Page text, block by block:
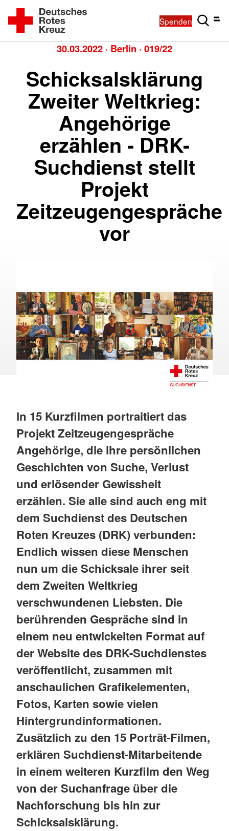
Spenden
30.03.2022 · Berlin · 019/22
Schicksalsklärung
Zweiter Weltkrieg:
Angehörige
erzählen - DRK-
Suchdienst stellt
Projekt
Zeitzeugengespräche
vor
In 15 Kurzfilmen portraitiert das
Projekt Zeitzeugengespräche
Angehörige, die ihre persönlichen
Geschichten von Suche, Verlust
und erlösender Gewissheit
erzählen. Sie alle sind auch eng mit
dem Suchdienst des Deutschen
Roten Kreuzes (DRK) verbunden:
Endlich wissen diese Menschen
nun um die Schicksale ihrer seit
dem Zweiten Weltkrieg
verschwundenen Liebsten. Die
berührenden Gespräche sind in
einem neu entwickelten Format auf
der Website des DRK-Suchdienstes
veröffentlicht, zusammen mit
anschaulichen Grafikelementen,
Fotos, Karten sowie vielen
Hintergrundinformationen.
Zusätzlich zu den 15 Porträt-Filmen,
erklären Suchdienst-Mitarbeitende
in einem weiteren Kurzfilm den Weg
von der Suchanfrage über die
Nachforschung bis hin zur
Schicksalsklärung.